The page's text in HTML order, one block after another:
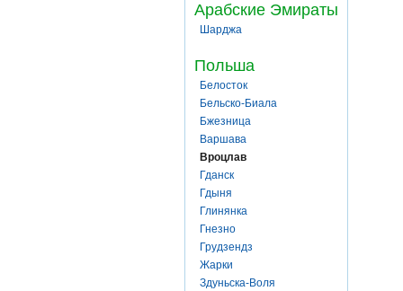
Арабские Эмираты
Шарджа
Польша
Белосток
Бельско-Биала
Бжезница
Варшава
Вроцлав
Гданск
Гдыня
Глинянка
Гнезно
Грудзендз
Жарки
Здуньска-Воля